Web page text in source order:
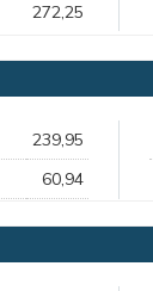
272,25
239,95
60,94